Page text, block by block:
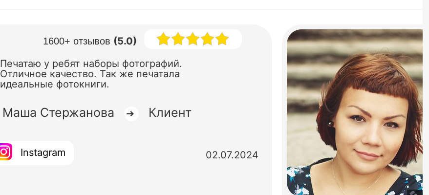
1600+ отзывов (5.0)
Печатаю у ребят наборы фотографий.
Отличное качество. Так же печатала
идеальные фотокниги.
Маша Стержанова ➔ Клиент
Instagram 02.07.2024